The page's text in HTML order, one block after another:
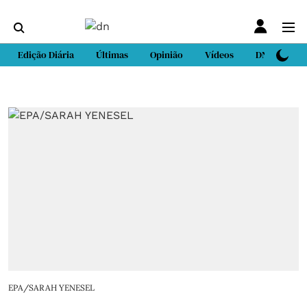
Edição Diária Últimas Opinião Vídeos DN Sport
EPA/SARAH YENESEL